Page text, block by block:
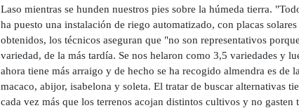
Laso mientras se hunden nuestros pies sobre la húmeda tierra.
ha puesto una instalación de riego automatizado, con placas
obtenidos, los técnicos aseguran que "no son representativos
variedad, de la más tardía. Se nos helaron como 3,5 variedades y
ahora tiene más arraigo y de hecho se ha recogido almendra es de
macaco, abijor, isabelona y soleta. El tratar de buscar alternativas
cada vez más que los terrenos acojan distintos cultivos y no